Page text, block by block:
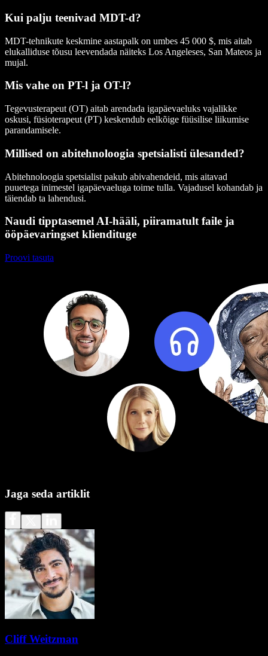
Kui palju teenivad MDT-d?
MDT-tehnikute keskmine aastapalk on umbes 45 000 $, mis aitab
elukalliduse tõusu leevendada näiteks Los Angeleses, San Mateos ja
mujal.
Mis vahe on PT-l ja OT-l?
Tegevusterapeut (OT) aitab arendada igapäevaeluks vajalikke
oskusi, füsioterapeut (PT) keskendub eelkõige füüsilise liikumise
parandamisele.
Millised on abitehnoloogia spetsialisti ülesanded?
Abitehnoloogia spetsialist pakub abivahendeid, mis aitavad
puuetega inimestel igapäevaeluga toime tulla. Vajadusel kohandab ja
täiendab ta lahendusi.
Naudi tipptasemel AI-hääli, piiramatult faile ja
ööpäevaringset kliendituge
Proovi tasuta
Jaga seda artiklit
Cliff Weitzman